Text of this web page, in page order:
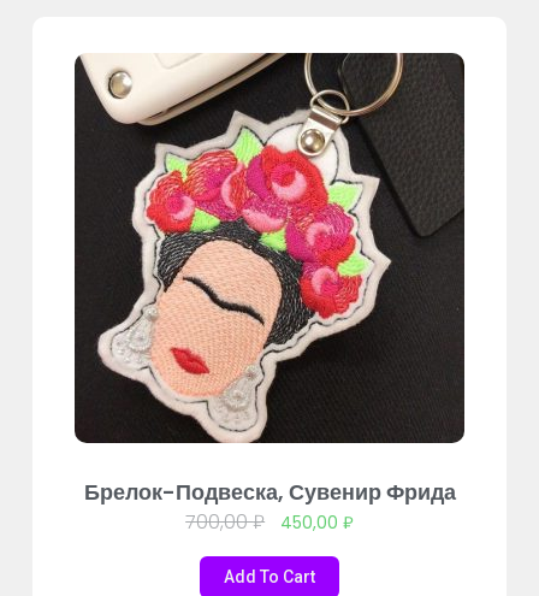
Брелок-Подвеска, Сувенир Фрида
700,00₽ 450,00 ₽
Add To Cart